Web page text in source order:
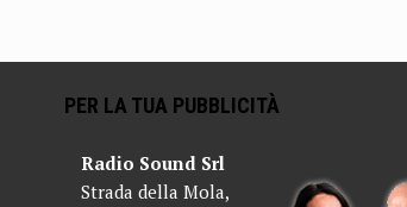
PER LA TUA PUBBLICITÀ
Radio Sound Srl
Strada della Mola,